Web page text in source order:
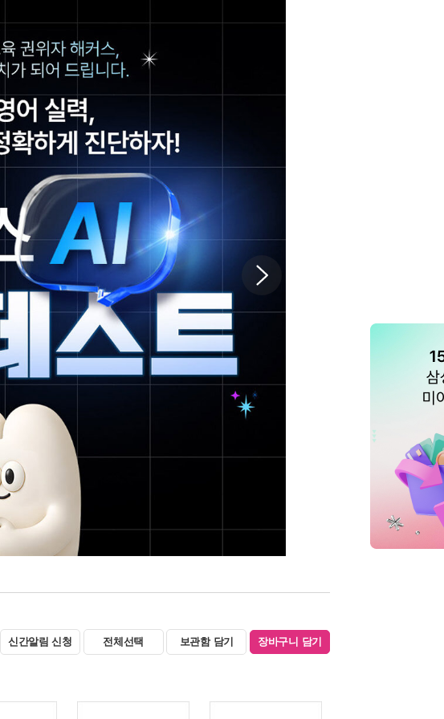
신간알림 신청 전체선택 보관함 담기 장바구니 담기